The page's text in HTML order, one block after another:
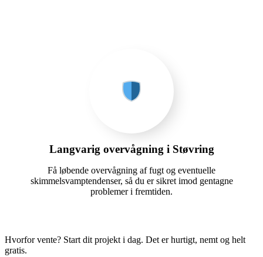
Langvarig overvågning i Støvring
Få løbende overvågning af fugt og eventuelle
skimmelsvamptendenser, så du er sikret imod gentagne
problemer i fremtiden.
Hvorfor vente? Start dit projekt i dag. Det er hurtigt, nemt og helt
gratis.